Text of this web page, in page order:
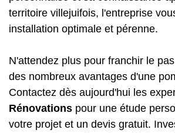
territoire villejuifois, l'entreprise
installation optimale et pérenne.
N'attendez plus pour franchir le
des nombreux avantages d'une
Contactez dès aujourd'hui les
Rénovations pour une étude
votre projet et un devis gratuit.